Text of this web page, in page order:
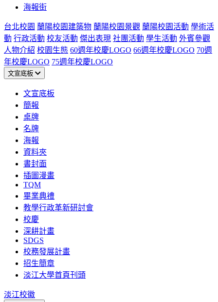
海報街
台北校園 蘭陽校園建築物 蘭陽校園景觀 蘭陽校園活動 學術活
動 行政活動 校友活動 傑出表現 社團活動 學生活動 外賓參觀
人物介紹 校園生態 60週年校慶LOGO 66週年校慶LOGO 70週
年校慶LOGO 75週年校慶LOGO
文宣底板
文宣底板
簡報
桌牌
名牌
海報
資料夾
書封面
插圖漫畫
TQM
畢業典禮
教學行政革新研討會
校慶
深耕計畫
SDGS
校務發展計畫
招生簡章
淡江大學首頁刊頭
淡江校徽